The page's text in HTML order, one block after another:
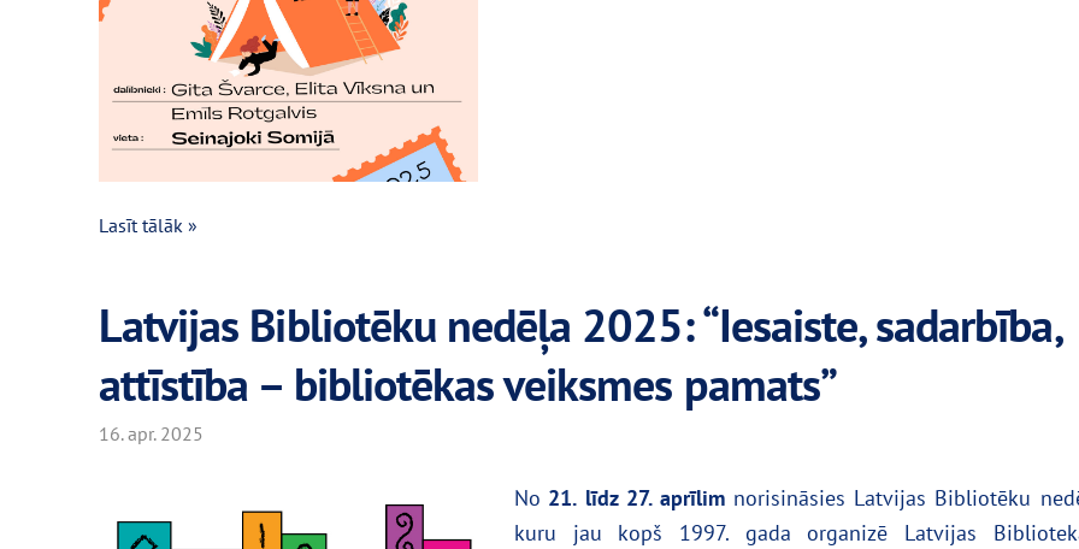
Lasīt tālāk »
Latvijas Bibliotēku nedēļa 2025: “Iesaiste, sadarbība,
attīstība – bibliotēkas veiksmes pamats”
16. apr. 2025
No 21. līdz 27. aprīlim norisināsies Latvijas Bibliotēku
kuru jau kopš 1997. gada organizē Latvijas